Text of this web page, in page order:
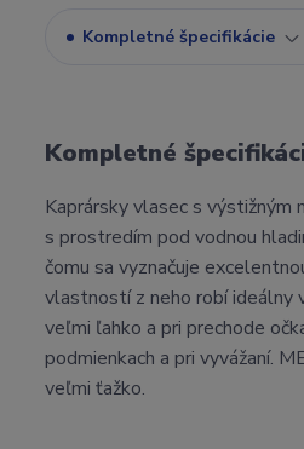
Kompletné špecifikácie
Kompletné
Kaprársky vlasec s výstižným
s prostredím pod vodnou
čomu sa vyznačuje
vlastností z neho robí ideálny
veľmi ľahko a pri prechode
podmienkach a pri vyvážaní.
veľmi ťažko.